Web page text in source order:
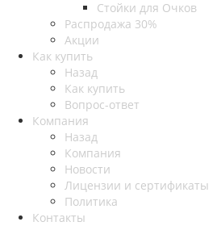
Стойки для Очков
Распродажа 30%
Акции
Как купить
Назад
Как купить
Вопрос-ответ
Компания
Назад
Компания
Новости
Лицензии и сертификаты
Политика
Контакты